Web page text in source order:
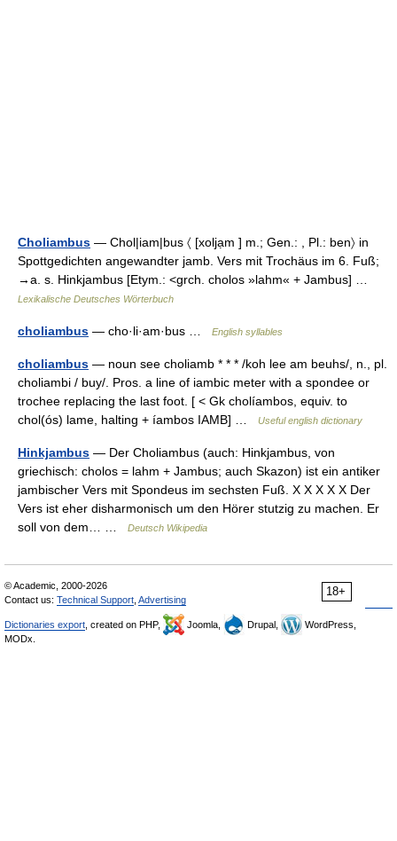
Choliambus — Chol|iam|bus 〈 [xoljạm ] m.; Gen.: , Pl.: ben〉 in
Spottgedichten angewandter jamb. Vers mit Trochäus im 6. Fuß;
→a. s. Hinkjambus [Etym.: <grch. cholos »lahm« + Jambus] …
Lexikalische Deutsches Wörterbuch
choliambus — cho·li·am·bus … English syllables
choliambus — noun see choliamb * * * /koh lee am beuhs/, n., pl.
choliambi / buy/. Pros. a line of iambic meter with a spondee or
trochee replacing the last foot. [ < Gk cholíambos, equiv. to
chol(ós) lame, halting + íambos IAMB] …
Useful english dictionary
Hinkjambus — Der Choliambus (auch: Hinkjambus, von
griechisch: cholos = lahm + Jambus; auch Skazon) ist ein antiker
jambischer Vers mit Spondeus im sechsten Fuß. X X X X X Der
Vers ist eher disharmonisch um den Hörer stutzig zu machen. Er
soll von dem… …
Deutsch Wikipedia
18+
© Academic, 2000-2026
Contact us: Technical Support Advertising
Dictionaries export , created on PHP, Joomla, Drupal,
WordPress,
MODx.